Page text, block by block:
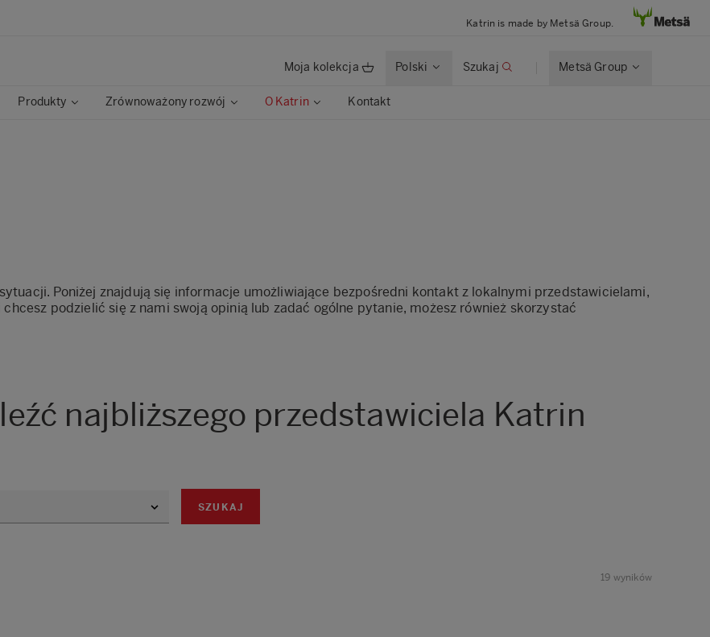
Katrin is made by Metsä Group.
Moja kolekcja Polski Szukaj Metsä Group
Produkty Zrównoważony rozwój O Katrin Kontakt
Poniżej znajdują się informacje umożliwiające bezpośredni kontakt z lokalnymi przedstawicielami,
podzielić się z nami swoją opinią lub zadać ogólne pytanie, możesz również skorzystać
najbliższego przedstawiciela Katrin
SZUKAJ
19 wyników